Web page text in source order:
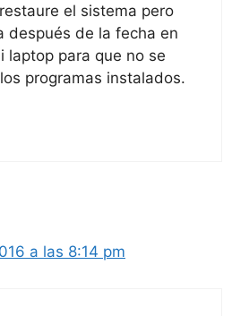
el sistema pero
después de la fecha en
laptop para que no se
programas instalados.
a las 8:14 pm